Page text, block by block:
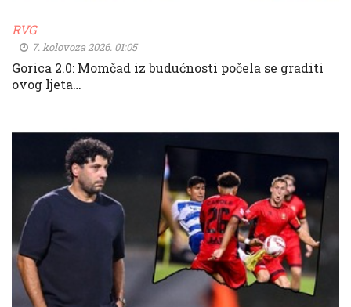
RVG
7. kolovoza 2026. 01:05
Gorica 2.0: Momčad iz budućnosti počela se graditi
ovog ljeta…